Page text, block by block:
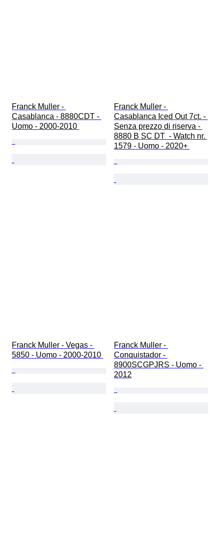
Franck Muller -
Casablanca - 8880CDT -
Uomo - 2000-2010
Franck Muller -
Casablanca Iced Out 7ct. -
Senza prezzo di riserva -
8880 B SC DT  - Watch nr.
1579 - Uomo - 2020+
Franck Muller - Vegas -
5850 - Uomo - 2000-2010
Franck Muller -
Conquistador -
8900SCGPJRS - Uomo -
2012